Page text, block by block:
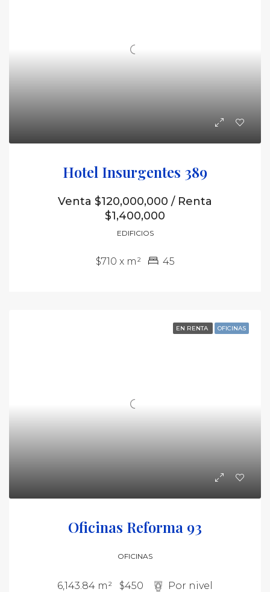
Hotel Insurgentes 389
Venta $120,000,000 / Renta
$1,400,000
EDIFICIOS
$710 x m² 45
EN RENTA OFICINAS
Oficinas Reforma 93
OFICINAS
6,143.84 m² $450 Por nivel